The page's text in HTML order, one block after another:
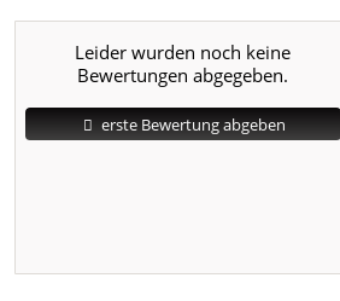
Leider wurden noch keine
Bewertungen abgegeben.
erste Bewertung abgeben